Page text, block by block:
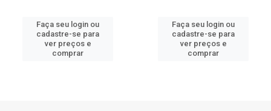
Faça seu login ou
cadastre-se para
ver preços e
comprar
Faça seu login ou
cadastre-se para
ver preços e
comprar